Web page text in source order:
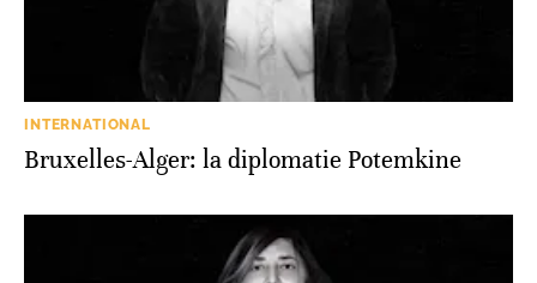
INTERNATIONAL
Bruxelles-Alger: la diplomatie Potemkine